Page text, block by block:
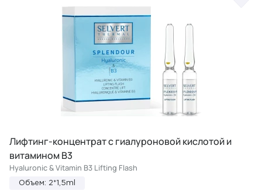
Лифтинг-концентрат с гиалуроновой кислотой и
витамином В3
Hyaluronic & Vitamin B3 Lifting Flash
Объем: 2*1,5ml